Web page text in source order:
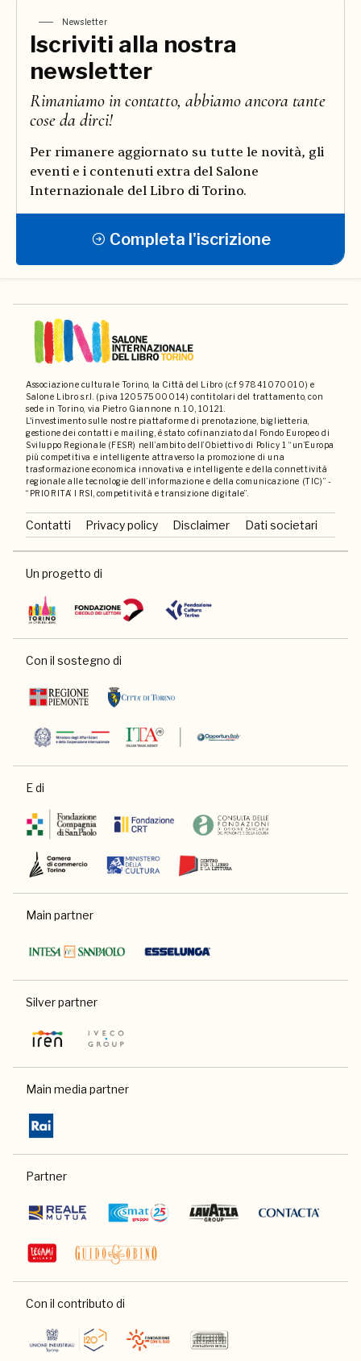
Newsletter
Iscriviti alla nostra
newsletter
Rimaniamo in contatto, abbiamo ancora tante
cose da dirci!
Per rimanere aggiornato su tutte le novità, gli
eventi e i contenuti extra del Salone
Internazionale del Libro di Torino.
Completa l'iscrizione
Associazione culturale Torino, la Città del Libro (c.f 97841070010) e
Salone Libro s.r.l. (p.iva 12057500014) contitolari del trattamento, con
sede in Torino, via Pietro Giannone n. 10, 10121.
L'investimento sulle nostre piattaforme di prenotazione, biglietteria,
gestione dei contatti e mailing, è stato cofinanziato dal Fondo Europeo di
Sviluppo Regionale (FESR) nell’ambito dell’Obiettivo di Policy 1 “un’Europa
più competitiva e intelligente attraverso la promozione di una
trasformazione economica innovativa e intelligente e della connettività
regionale alle tecnologie dell’informazione e della comunicazione (TIC)” -
“PRIORITA’ I RSI, competitività e transizione digitale”.
Contatti Privacy policy Disclaimer Dati societari
Un progetto di
Con il sostegno di
E di
Main partner
Silver partner
Main media partner
Partner
Con il contributo di